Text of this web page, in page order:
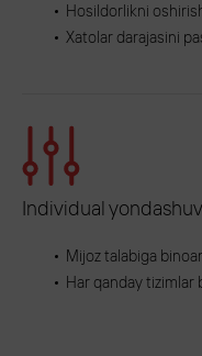
Hosildorlikni
Xatolar darajasini
Individual yondashuv
Mijoz talabiga
Har qanday